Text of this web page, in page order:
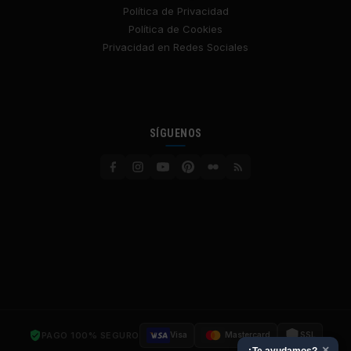
Política de Privacidad
Política de Cookies
Privacidad en Redes Sociales
SÍGUENOS
PAGO 100% SEGURO Visa Mastercard SSL